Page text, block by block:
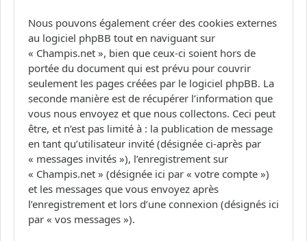
Nous pouvons également créer des cookies externes
au logiciel phpBB tout en naviguant sur
« Champis.net », bien que ceux-ci soient hors de
portée du document qui est prévu pour couvrir
seulement les pages créées par le logiciel phpBB. La
seconde manière est de récupérer l’information que
vous nous envoyez et que nous collectons. Ceci peut
être, et n’est pas limité à : la publication de message
en tant qu’utilisateur invité (désignée ci-après par
« messages invités »), l’enregistrement sur
« Champis.net » (désignée ici par « votre compte »)
et les messages que vous envoyez après
l’enregistrement et lors d’une connexion (désignés ici
par « vos messages »).